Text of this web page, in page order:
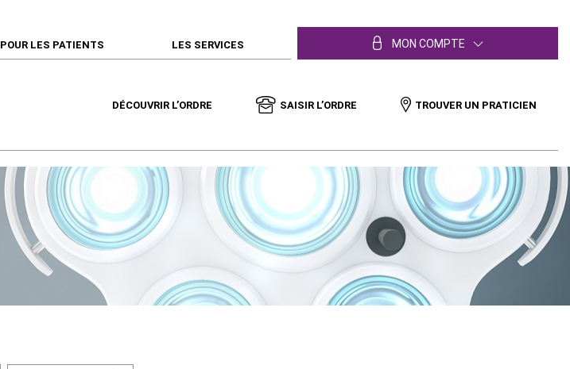
POUR LES PATIENTS LES SERVICES MON COMPTE
DÉCOUVRIR L’ORDRE SAISIR L’ORDRE TROUVER UN PRATICIEN